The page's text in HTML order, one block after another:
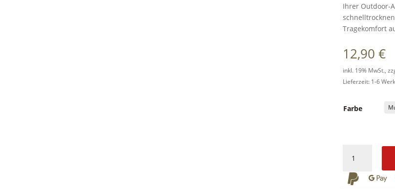
Ihrer Outdoor-
Tragekomfort
12,90 €
inkl. 19% MwSt.,
Lieferzeit: 1-6
Farbe
Sturmhaube
CYGNUS
 